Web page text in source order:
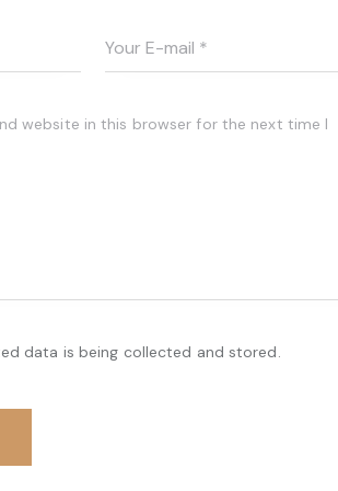
website in this browser for the next time I
data is being collected and stored.